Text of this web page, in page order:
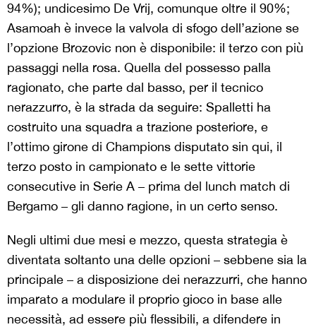
94%); undicesimo De Vrij, comunque oltre il 90%;
Asamoah è invece la valvola di sfogo dell’azione se
l’opzione Brozovic non è disponibile: il terzo con più
passaggi nella rosa. Quella del possesso palla
ragionato, che parte dal basso, per il tecnico
nerazzurro, è la strada da seguire: Spalletti ha
costruito una squadra a trazione posteriore, e
l’ottimo girone di Champions disputato sin qui, il
terzo posto in campionato e le sette vittorie
consecutive in Serie A – prima del lunch match di
Bergamo – gli danno ragione, in un certo senso.
Negli ultimi due mesi e mezzo, questa strategia è
diventata soltanto una delle opzioni – sebbene sia la
principale – a disposizione dei nerazzurri, che hanno
imparato a modulare il proprio gioco in base alle
necessità, ad essere più flessibili, a difendere in